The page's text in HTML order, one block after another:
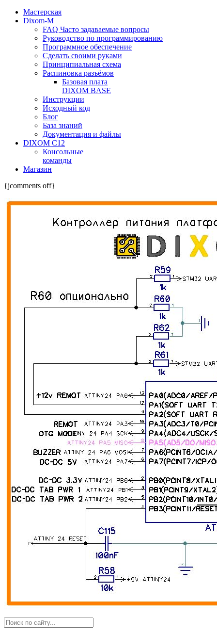
Мастерская
Dixom-M
FAQ Часто задаваемые вопросы
Руководство по программированию
Программное обеспечение
Сделать своими руками
Принципиальная схема
Распиновка разъёмов
Базовая плата
DIXOM BASE
Инструкции
Исходный код
Блог
База знаний
Документация и файлы
DIXOM C12
Консольные
команды
Магазин
{jcomments off}